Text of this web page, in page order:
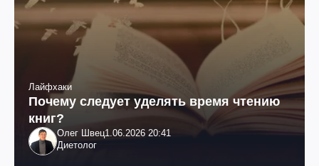
Лайфхаки
Почему следует уделять время чтению
книг?
Олег Швец1.06.2026 20:41
Диетолог